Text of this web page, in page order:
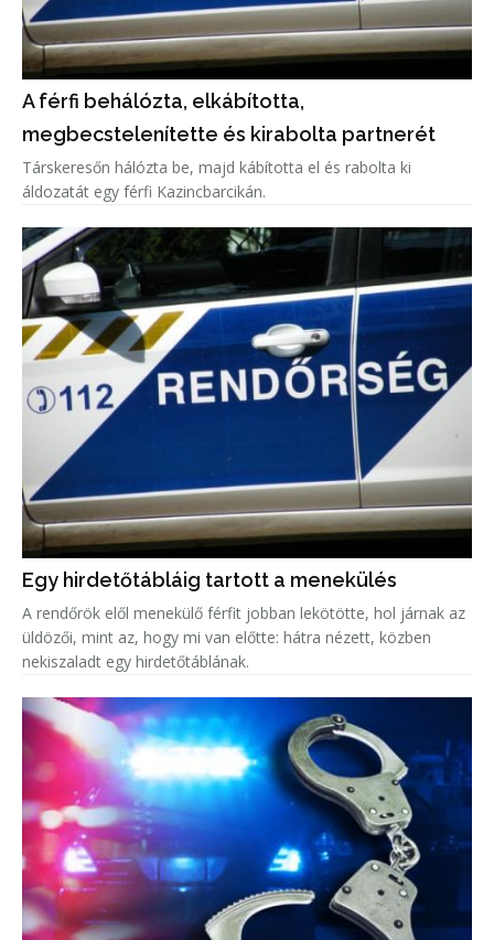
A férfi behálózta, elkábította,
megbecstelenítette és kirabolta partnerét
Társkeresőn hálózta be, majd kábította el és rabolta ki
áldozatát egy férfi Kazincbarcikán.
Egy hirdetőtábláig tartott a menekülés
A rendőrök elől menekülő férfit jobban lekötötte, hol járnak az
üldözői, mint az, hogy mi van előtte: hátra nézett, közben
nekiszaladt egy hirdetőtáblának.